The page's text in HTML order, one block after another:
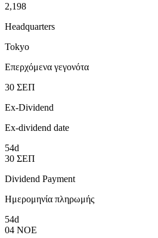
2,198
Headquarters
Tokyo
Επερχόμενα γεγονότα
30 ΣΕΠ
Ex-Dividend
Ex-dividend date
54d
30 ΣΕΠ
Dividend Payment
Ημερομηνία πληρωμής
54d
04 ΝΟΕ